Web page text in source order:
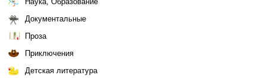
Документальные
Проза
Приключения
Детская литература